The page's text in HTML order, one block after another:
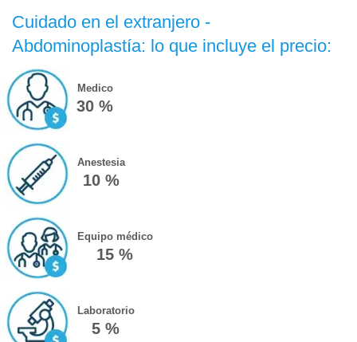
Cuidado en el extranjero -
Abdominoplastía: lo que incluye el precio:
Medico
30 %
Anestesia
10 %
Equipo médico
15 %
Laboratorio
5 %